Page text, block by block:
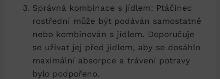
Správná kombinace⁢ s jídlem:⁢ Ptáčinec
rostřední může být podáván samostatně⁢
nebo kombinován s jídlem. ⁤Doporučuje
se​ užívat ⁢jej před jídlem, aby ⁣se dosáhlo
maximální absorpce a trávení potravy
bylo podpořeno.